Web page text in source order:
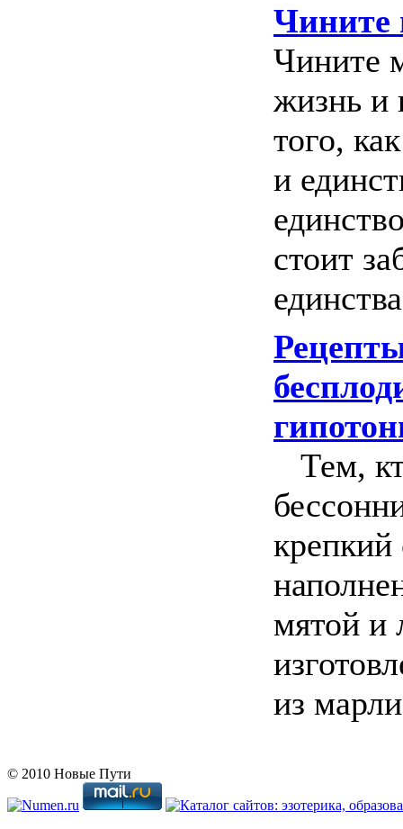
Чините
Чините
жизнь и
того,
и
стоит
Тем,
мятой и
из
© 2010 Новые Пути